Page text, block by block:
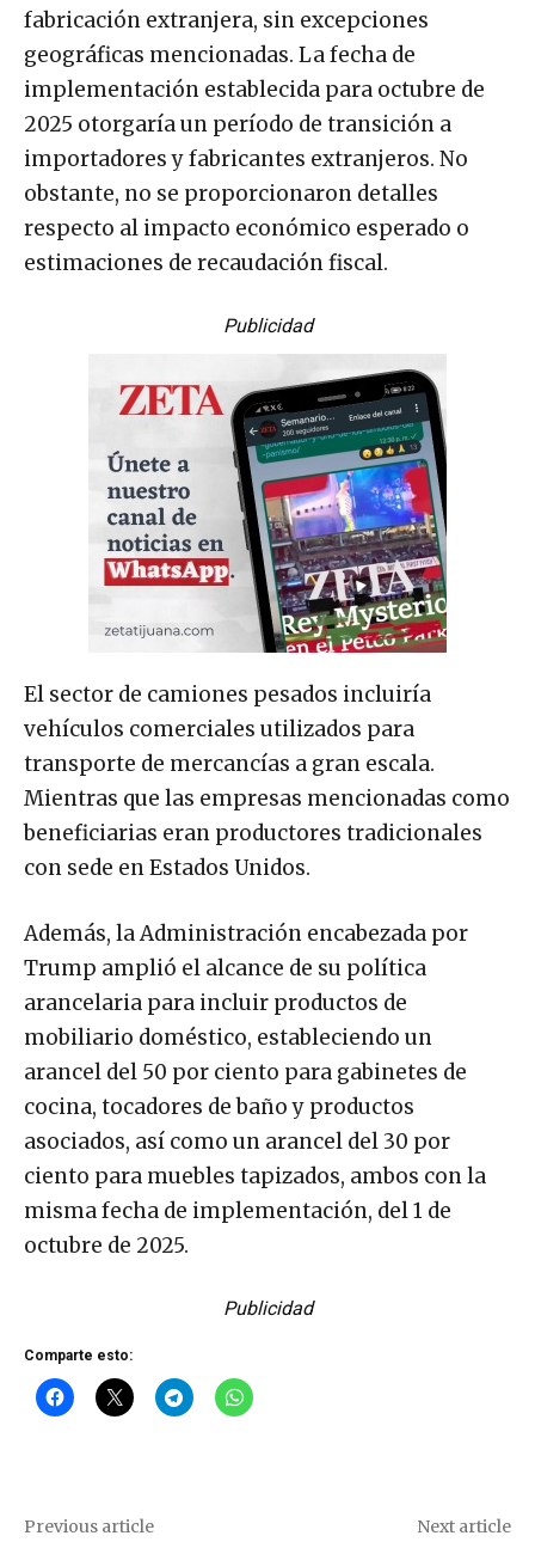
fabricación extranjera, sin excepciones
geográficas mencionadas. La fecha de
implementación establecida para octubre de
2025 otorgaría un período de transición a
importadores y fabricantes extranjeros. No
obstante, no se proporcionaron detalles
respecto al impacto económico esperado o
estimaciones de recaudación fiscal.
Publicidad
El sector de camiones pesados incluiría
vehículos comerciales utilizados para
transporte de mercancías a gran escala.
Mientras que las empresas mencionadas como
beneficiarias eran productores tradicionales
con sede en Estados Unidos.
Además, la Administración encabezada por
Trump amplió el alcance de su política
arancelaria para incluir productos de
mobiliario doméstico, estableciendo un
arancel del 50 por ciento para gabinetes de
cocina, tocadores de baño y productos
asociados, así como un arancel del 30 por
ciento para muebles tapizados, ambos con la
misma fecha de implementación, del 1 de
octubre de 2025.
Publicidad
Comparte esto:
Previous article Next article